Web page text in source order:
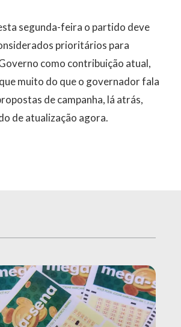
segunda-feira o partido deve
prioritários para
como contribuição atual,
muito do que o governador fala
de campanha, lá atrás,
de atualização agora.